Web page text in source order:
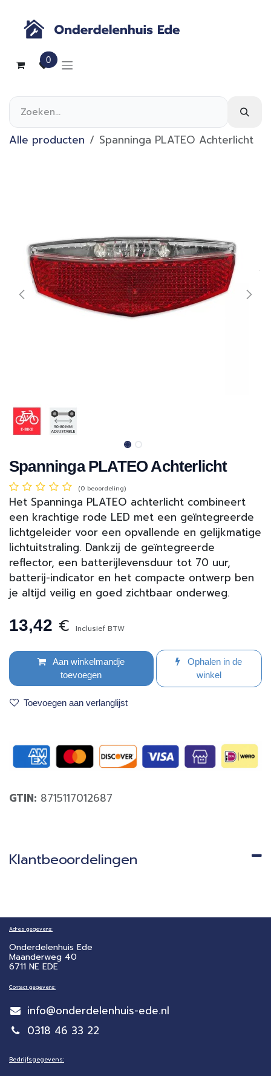
0
Alle producten Spanninga PLATEO Achterlicht
Spanninga PLATEO Achterlicht
(0 beoordeling)
Het Spanninga PLATEO achterlicht combineert
een krachtige rode LED met een geïntegreerde
lichtgeleider voor een opvallende en gelijkmatige
lichtuitstraling. Dankzij de geïntegreerde
reflector, een batterijlevensduur tot 70 uur,
batterij-indicator en het compacte ontwerp ben
je altijd veilig en goed zichtbaar onderweg.
13,42 € Inclusief BTW
Aan winkelmandje
toevoegen
Ophalen in de
winkel
Toevoegen aan verlanglijst
GTIN: 8715117012687
Klantbeoordelingen
Adres gegevens:
Onderdelenhuis Ede
Maanderweg 40
6711 NE EDE
Contact gegevens:
info@onderdelenhuis-ede.nl
0318 46 33 22
Bedrijfsgegevens: